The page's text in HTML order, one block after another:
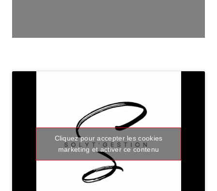
Cliquez pour accepter les cookies
marketing et activer ce contenu